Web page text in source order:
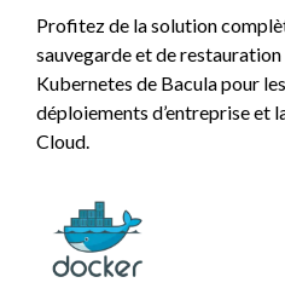
Profitez de la solution
sauvegarde et de restauration
Kubernetes de Bacula pour les
déploiements d’entreprise et
Cloud.